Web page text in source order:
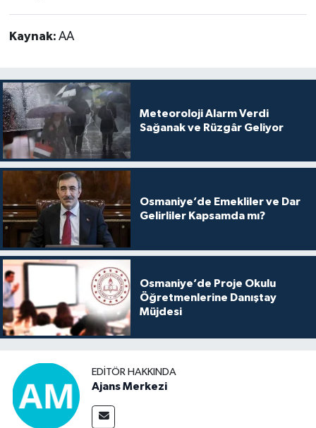
Kaynak: AA
Meteoroloji Alarm Verdi
Sağanak ve Rüzgâr Geliyor
Osmaniye’de Emekliler ve Dar
Gelirliler Kapsamda mı?
Osmaniye’de Proje Okulu
Öğretmenlerine Danıştay
Müjdesi
EDITÖR HAKKINDA
Ajans Merkezi